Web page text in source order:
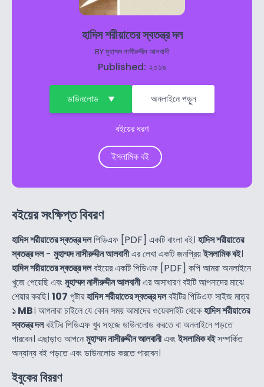
হাদিস শরীয়াতের স্বতন্ত্র দল
BYমুহাম্মদ নাসীরুদ্দীন আলবানী
Published: ২০১৯
ডাউনলোড অনলাইনে পড়ুন
বইয়ের ধরণ
ইসলামিক বই
বইয়ের সংক্ষিপ্ত বিবরণ
হাদিস শরীয়াতের স্বতন্ত্র দলপিডিএফ [PDF] একটি বাংলা বই। হাদিস শরীয়াতের
স্বতন্ত্র দল- মুহাম্মদ নাসীরুদ্দীন আলবানীএর লেখা একটি জনপ্রিয়ইসলামিক বই।
হাদিস শরীয়াতের স্বতন্ত্র দলবইয়ের একটি পিডিএফ [PDF] কপি আমরা অনলাইনে
খুজে পেয়েছি এবংমুহাম্মদ নাসীরুদ্দীন আলবানীএর অসাধারণ বইটি আপনাদের মাঝে
শেয়ার করছি। 107 পৃষ্টারহাদিস শরীয়াতের স্বতন্ত্র দলবইটির পিডিএফ সাইজ মাত্র
১ MB। আপনারা চাইলে যে কোন সময় আমাদের ওয়েবসাইট থেকেহাদিস শরীয়াতের
স্বতন্ত্র দলবইটির পিডিএফ খুব সহজে ডাউনলোড করতে বা অনলাইনে পড়তে
পারবেন। এছাড়াও আপনেমুহাম্মদ নাসীরুদ্দীন আলবানীএবংইসলামিক বইসম্পর্কিত
অন্যান্য বই পড়তে এবং ডাউনলোড করতে পারবেন।
ইবুকের বিররণ